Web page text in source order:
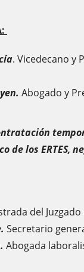
. Vicedecano y
Abogado y
de los ERTES,
del
Secretario
Abogada